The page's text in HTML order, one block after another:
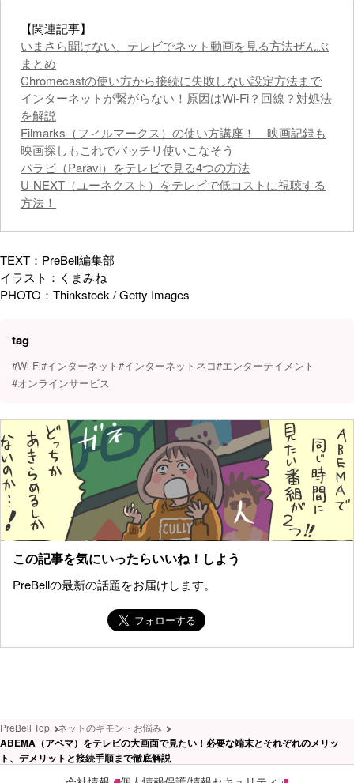
【関連記事】
いまさら聞けない、テレビでネット動画を見る方法ぜんぶ
まとめ
Chromecastの使い方から接続に失敗しない設定方法まで
インターネットが繋がらない！原因はWi-Fi？回線？対処法
を解説
Filmarks（フィルマークス）の使い方講座！ 映画記録も
映画探しもこれでバッチリ使いこなそう
パラビ（Paravi）をテレビで見る4つの方法
U-NEXT（ユーネクスト）をテレビで低コストに視聴する
方法！
TEXT：PreBell編集部
イラスト：くまみね
PHOTO：Thinkstock / Getty Images
tag
#Wi-Fi#インターネット#インターネットネコ#エンターテイメント
#オンラインサービス
この記事を気にいったらいいね！しよう
PreBellの最新の話題をお届けします。
PreBell Top ネットのギモン・お悩み
ABEMA（アベマ）をテレビの大画面で見たい！必要な端末とそれぞれのメリッ
ト、デメリットと接続手順まで徹底解説